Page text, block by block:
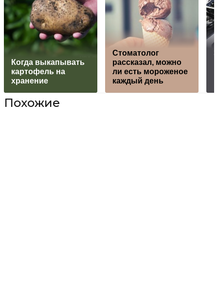
Когда выкапывать
картофель на
хранение
Стоматолог
рассказал, можно
ли есть мороженое
каждый день
Похожие